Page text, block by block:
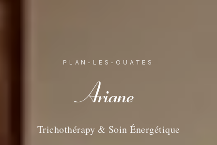
PLAN-LES-OUATES
Ariane
Trichothérapy & Soin Énergétique